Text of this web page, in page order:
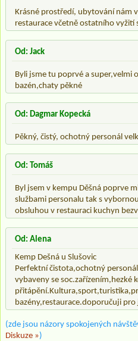
Krásné prostředí, ubytování nám
restaurace včetně ostatního vyžití
Od: Jack
Byli jsme tu poprvé a super,velmi
bazén,chaty pěkné
Od: Dagmar Kopecká
Pěkný, čistý, ochotný personál
Od: Tomáš
Byl jsem v kempu Děšná poprve
službami personalu tak s
obsluhou v restauraci kuchyn
Od: Alena
Kemp Dešná u Slušovic
Perfektní čistota,ochotný
vybaveny se soc.zařízením,hezké
bazény,restaurace.doporučuji
(zde jsou názory spokojených
Diskuze »)